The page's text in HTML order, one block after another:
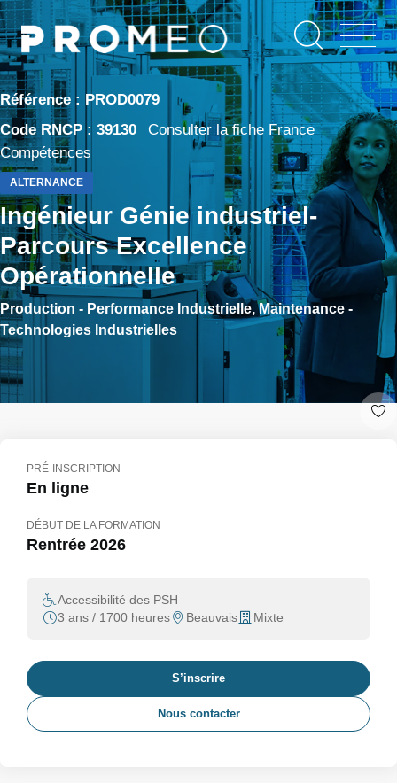
Aller
au
contenu
principal
Référence : PROD0079
Code RNCP : 39130
Consulter la fiche France
Compétences
ALTERNANCE
Ingénieur Génie industriel-
Parcours Excellence
Opérationnelle
Production - Performance Industrielle, Maintenance -
Technologies Industrielles
PRÉ-INSCRIPTION
En ligne
DÉBUT DE LA FORMATION
Rentrée 2026
Accessibilité des PSH
3 ans / 1700 heures
Beauvais Mixte
S’inscrire
Nous contacter
Panneau de gestion des cookies